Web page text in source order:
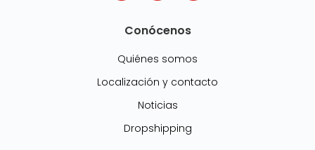
Conócenos
Quiénes somos
Localización y contacto
Noticias
Dropshipping